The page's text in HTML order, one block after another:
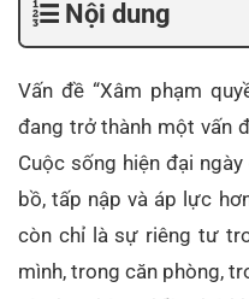
Nội dung
Vấn đề “Xâm phạm
đang trở thành một vấn
Cuộc sống hiện đại
bồ, tấp nập và áp lực
còn chỉ là sự riêng tư
mình, trong căn phòng,